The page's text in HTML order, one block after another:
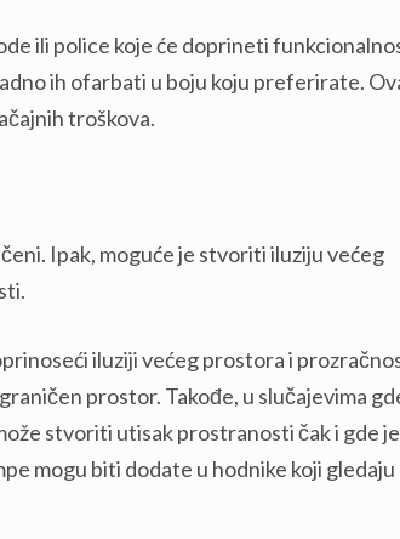
ili police koje će doprineti
ih ofarbati u boju koju preferirate.
troškova.
Ipak, moguće je stvoriti iluziju većeg
iluziji većeg prostora i
prostor. Takođe, u slučajevima
stvoriti utisak prostranosti čak i gde
mogu biti dodate u hodnike koji gledaju